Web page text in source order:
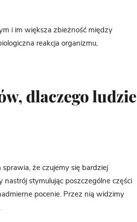
i im większa zbieżność między
reakcja organizmu,
dlaczego ludzie
że czujemy się bardziej
stymulując poszczególne części
pocenie. Przez nią widzimy